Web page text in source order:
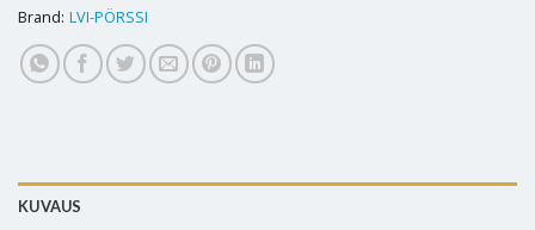
Brand: LVI-PÖRSSI
KUVAUS